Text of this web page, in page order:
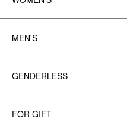
MEN'S
GENDERLESS
FOR GIFT